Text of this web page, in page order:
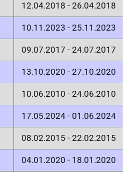
12.04.2018 - 26.04.2018
10.11.2023 - 25.11.2023
09.07.2017 - 24.07.2017
13.10.2020 - 27.10.2020
10.06.2010 - 24.06.2010
17.05.2024 - 01.06.2024
08.02.2015 - 22.02.2015
04.01.2020 - 18.01.2020